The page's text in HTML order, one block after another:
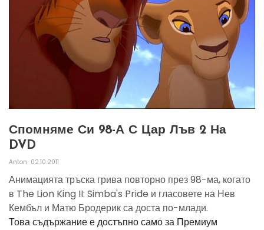
Спомняме Си 98-А С Цар Лъв 2 На
DVD
Anton 02.10.2011
Анимацията тръска грива повторно през 98-ма, когато
в The Lion King II: Simba's Pride и гласовете на Нев
Кембъл и Матю Бродерик са доста по-млади.
Това съдържание е достъпно само за Премиум